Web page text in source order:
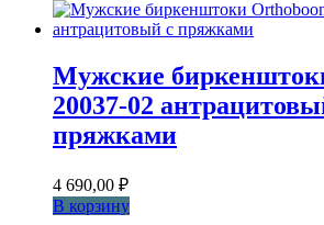
Мужские
20037-02
пряжками
4 690,00 ₽
В корзину